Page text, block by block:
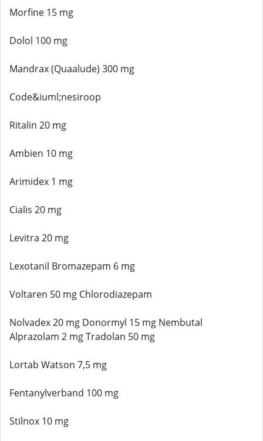
Morfine 15 mg
Dolol 100 mg
Mandrax (Quaalude) 300 mg
Code&iuml;nesiroop
Ritalin 20 mg
Ambien 10 mg
Arimidex 1 mg
Cialis 20 mg
Levitra 20 mg
Lexotanil Bromazepam 6 mg
Voltaren 50 mg Chlorodiazepam
Nolvadex 20 mg Donormyl 15 mg Nembutal
Alprazolam 2 mg Tradolan 50 mg
Lortab Watson 7,5 mg
Fentanylverband 100 mg
Stilnox 10 mg